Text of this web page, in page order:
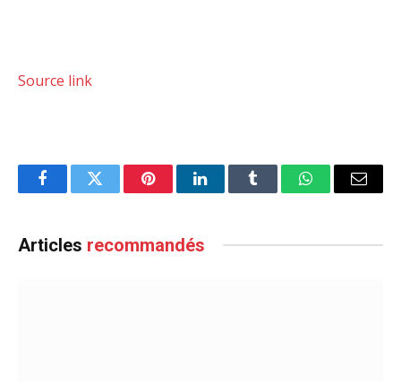
Source link
FacebookTwitter PinterestLinkedInTumblr WhatsAppEmail
Articles recommandés